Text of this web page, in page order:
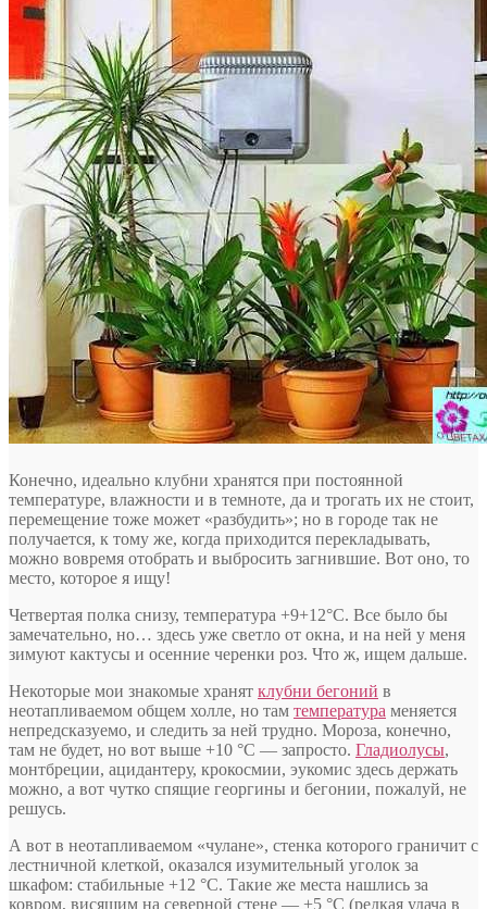
Конечно, идеально клубни хранятся при постоянной
температуре, влажности и в темноте, да и трогать их не стоит,
перемещение тоже может «разбудить»; но в городе так не
получается, к тому же, когда приходится перекладывать,
можно вовремя отобрать и выбросить загнившие. Вот оно, то
место, которое я ищу!
Четвертая полка снизу, температура +9+12°С. Все было бы
замечательно, но… здесь уже светло от окна, и на ней у меня
зимуют кактусы и осенние черенки роз. Что ж, ищем дальше.
Некоторые мои знакомые хранят клубни бегоний в
неотапливаемом общем холле, но там температура меняется
непредсказуемо, и следить за ней трудно. Мороза, конечно,
там не будет, но вот выше +10 °С — запросто. Гладиолусы,
монтбреции, ацидантеру, крокосмии, эукомис здесь держать
можно, а вот чутко спящие георгины и бегонии, пожалуй, не
решусь.
А вот в неотапливаемом «чулане», стенка которого граничит с
лестничной клеткой, оказался изумительный уголок за
шкафом: стабильные +12 °С. Такие же места нашлись за
ковром, висящим на северной стене — +5 °С (редкая удача в